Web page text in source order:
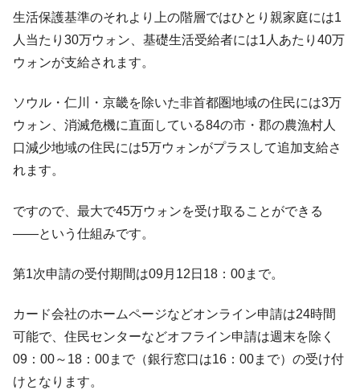
『Money1』
【米韓激突案件】韓国消費者院が『クーパ
ン』1人当たり賠償10万ウォンを認定 ⇒ 総額3兆7,000億
『Money1』 韓国で猛暑。南東部では干ばつ
『Money1』
韓国型イージス搭載の次世代駆逐艦
「KDDX」1番艦、2032年竣工と公示
『Money1』
【対日本円】ウォン安が急進！ 日米の協調
に韓国がいっちょがみしたのでは。
1.9倍！
『Money1』
在韓米国大使スティールが着韓！⇒ さっそ
ドを掲げる「在韓反米勢力」
『Money1』
韓国政府「2035年までに18.4GW規模のAIデ
ータセンター整備」⇒ だから無理だってば。
『Money1』
JPモルガン「韓国レバレッジETFの清算は
ほぼ終わった」
生活保護基準のそれより上の階層ではひとり親家庭には1
人当たり30万ウォン、基礎生活受給者には1人あたり40万
ウォンが支給されます。
ソウル・仁川・京畿を除いた非首都圏地域の住民には3万
ウォン、消滅危機に直面している84の市・郡の農漁村人
口減少地域の住民には5万ウォンがプラスして追加支給さ
れます。
ですので、最大で45万ウォンを受け取ることができる
――という仕組みです。
第1次申請の受付期間は09月12日18：00まで。
カード会社のホームページなどオンライン申請は24時間
可能で、住民センターなどオフライン申請は週末を除く
09：00～18：00まで（銀行窓口は16：00まで）の受け付
けとなります。